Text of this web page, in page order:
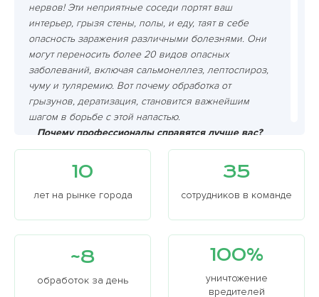
нервов! Эти неприятные соседи портят ваш
интерьер, грызя стены, полы, и еду, таят в себе
опасность заражения различными болезнями. Они
могут переносить более 20 видов опасных
заболеваний, включая сальмонеллез, лептоспироз,
чуму и туляремию. Вот почему обработка от
грызунов, дератизация, становится важнейшим
шагом в борьбе с этой напастью.
Почему профессионалы справятся лучше вас?
Грызуны хитрее, чем вам кажется, и самостоятельно
избавиться от них очень сложно. Мышеловки?
Грызуны умны и хитры, они узнают ловушку и
избегают ее. Яды? Опасно для детей и домашних
10
лет на рынке города
35
сотрудников в команде
~8
обработок за день
100%
уничтожение
вредителей